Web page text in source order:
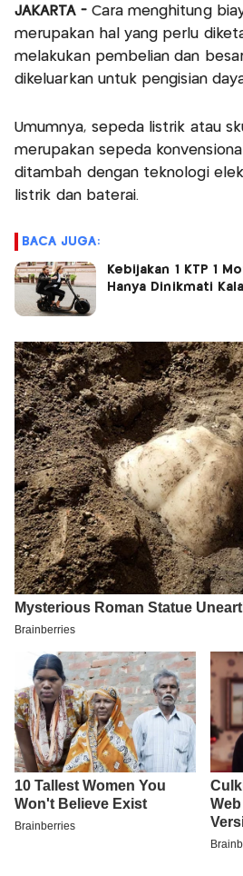
JAKARTA - Cara menghitung
merupakan hal yang perlu
melakukan pembelian dan
dikeluarkan untuk pengisian
Umumnya, sepeda listrik atau
merupakan sepeda
ditambah dengan teknologi
listrik dan baterai.
BACA JUGA:
Kebijakan 1 KTP 1
Hanya Dinikmati